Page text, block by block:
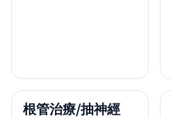
根管治療/抽神經